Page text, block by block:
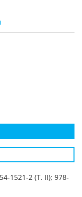
1521-2 (Т. II); 978-